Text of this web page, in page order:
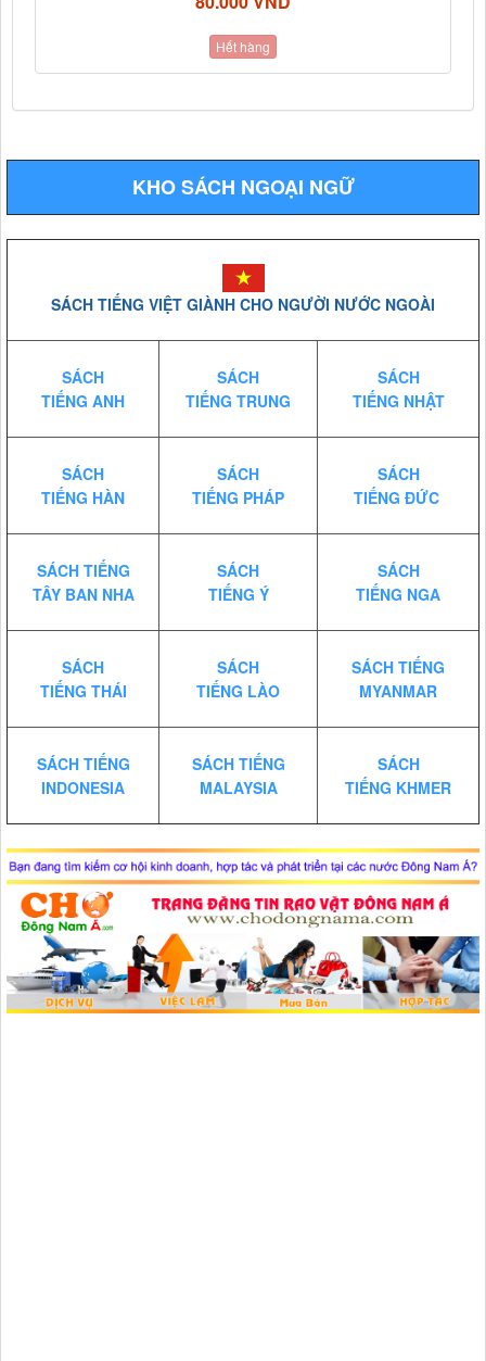
Hết hàng
KHO SÁCH NGOẠI NGỮ
SÁCH TIẾNG VIỆT GIÀNH CHO NGƯỜI NƯỚC NGOÀI
SÁCH
TIẾNG ANH
SÁCH
TIẾNG TRUNG
SÁCH
TIẾNG NHẬT
SÁCH
TIẾNG HÀN
SÁCH
TIẾNG PHÁP
SÁCH
TIẾNG ĐỨC
SÁCH TIẾNG
TÂY BAN NHA
SÁCH
TIẾNG Ý
SÁCH
TIẾNG NGA
SÁCH
TIẾNG THÁI
SÁCH
TIẾNG LÀO
SÁCH TIẾNG
MYANMAR
SÁCH TIẾNG
INDONESIA
SÁCH TIẾNG
MALAYSIA
SÁCH
TIẾNG KHMER